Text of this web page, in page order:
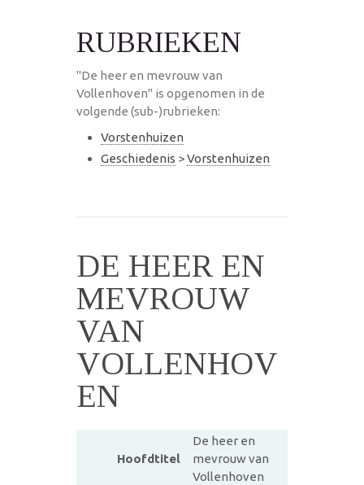
RUBRIEKEN
"De heer en mevrouw van
Vollenhoven" is opgenomen in de
volgende (sub-)rubrieken:
Vorstenhuizen
Geschiedenis >Vorstenhuizen
DE HEER EN
MEVROUW
VAN
VOLLENHOV
EN
Hoofdtitel
De heer en
mevrouw van
Vollenhoven